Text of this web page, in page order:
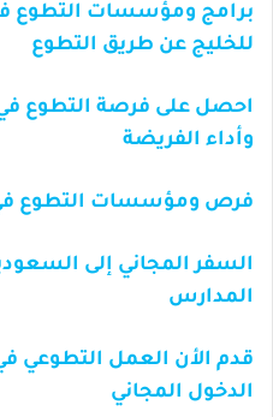
برامج ومؤسسات التطوع
للخليج عن طريق التطوع
احصل على فرصة التطوع في
وأداء الفريضة
فرص ومؤسسات التطوع
السفر المجاني إلى
المدارس
قدم الأن العمل التطوعي
الدخول المجاني